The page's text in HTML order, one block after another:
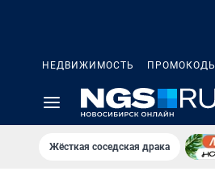
НЕДВИЖИМОСТЬ ПРОМОКОДЫ
Жёсткая соседская драка